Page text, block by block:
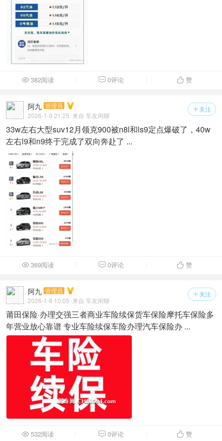
382阅读  0评论  赞
 关注
阿九 管理员
2026-1-9 21:25 来自 车友闲聊
33w左右大型suv12月领克900被n8l和ls9定点爆破了，40w
左右l9和n9终于完成了双向奔赴了 ...
369阅读  0评论  赞
 关注
阿九 管理员
2026-1-6 10:05 来自 车友闲聊
莆田保险·办理交强三者商业车险续保货车保险摩托车保险多
年营业放心靠谱 专业车险续保车险办理汽车保险办 ...
 532阅读  0评论  赞